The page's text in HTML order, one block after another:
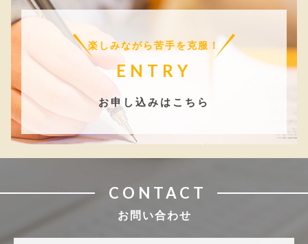
楽しみながら苦手を克服！
ENTRY
お申し込みはこちら
CONTACT
お問い合わせ